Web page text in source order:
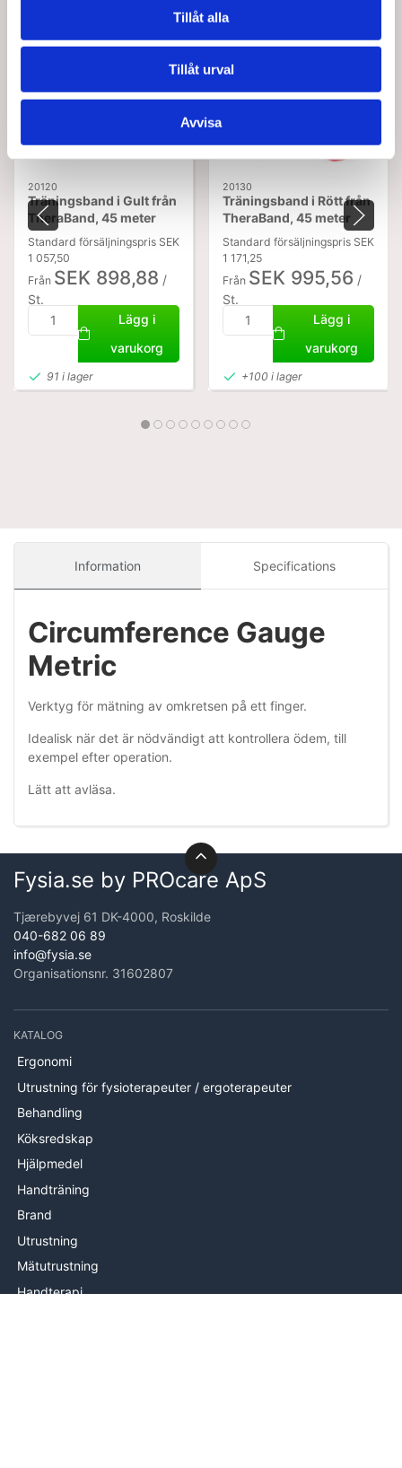
Tillåt alla
Tillåt urval
Avvisa
Spara upp till 15%
20120
Träningsband i Gult från
TheraBand, 45 meter
Standard försäljningspris SEK
1 057,50
Från SEK 898,88 /
St.
SEK 719,10 Exkl. moms
Lägg i
varukorg
91 i lager
20130
Träningsband i Rött från
TheraBand, 45 meter
Standard försäljningspris SEK
1 171,25
Från SEK 995,56 /
St.
SEK 796,45 Exkl. moms
Lägg i
varukorg
+100 i lager
Information Specifications
Circumference Gauge
Metric
Verktyg för mätning av omkretsen på ett finger.
Idealisk när det är nödvändigt att kontrollera ödem, till
exempel efter operation.
Lätt att avläsa.
Fysia.se by PROcare ApS
Tjærebyvej 61 DK-4000, Roskilde
040-682 06 89
info@fysia.se
Organisationsnr. 31602807
KATALOG
Ergonomi
Utrustning för fysioterapeuter / ergoterapeuter
Behandling
Köksredskap
Hjälpmedel
Handträning
Brand
Utrustning
Mätutrustning
Handterapi